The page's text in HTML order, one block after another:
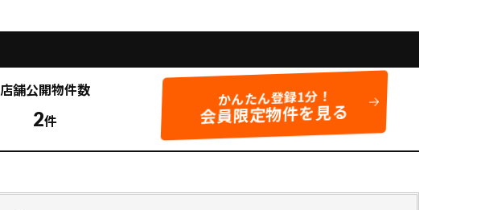
店舗公開物件数
2件
かんたん登録1分！
会員限定物件を見る